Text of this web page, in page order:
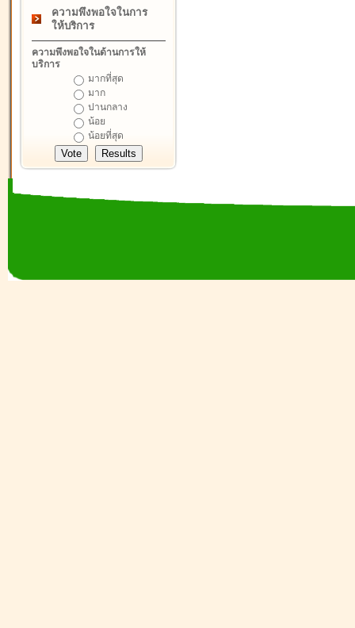
ความพึงพอใจในการ
ให้บริการ
ความพึงพอใจในด้านการให้
บริการ
มากที่สุด
มาก
ปานกลาง
น้อย
น้อยที่สุด